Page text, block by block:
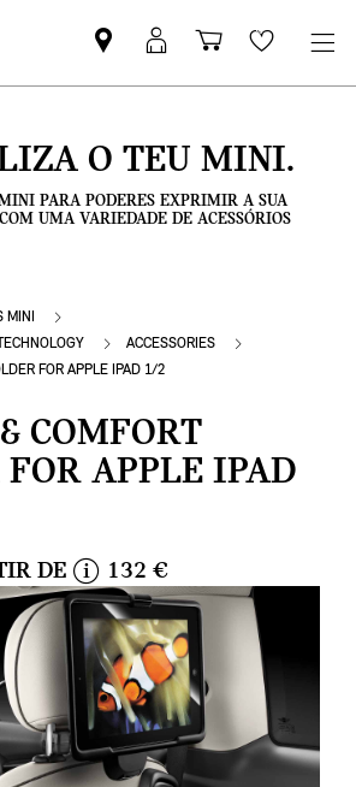
Pesquisar
parceiro
Iniciar
sessão
Carrinho
de
Wishlist
O TEU MINI.
PARA PODERES EXPRIMIR A SUA
UMA VARIEDADE DE ACESSÓRIOS
MINI
ACCESSORIES
FOR APPLE IPAD 1/2
COMFORT
APPLE IPAD
DE
i
n
f
o
132 €